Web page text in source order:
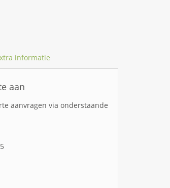
informatie
aan
aanvragen via onderstaande